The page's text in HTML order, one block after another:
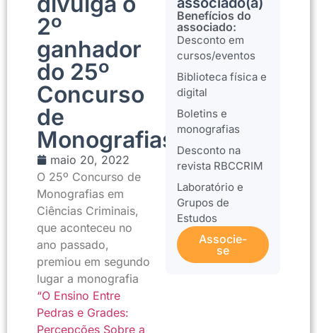
2º
ganhador
do 25º
Concurso
de
Monografias
maio 20, 2022
O 25º Concurso de
Monografias em
Ciências Criminais,
que aconteceu no
ano passado,
premiou em segundo
lugar a monografia
“O Ensino Entre
Pedras e Grades:
Percepções Sobre a
Benefícios do
associado:
Desconto em
cursos/eventos
Biblioteca física e
digital
Boletins e
monografias
Desconto na
revista RBCCRIM
Laboratório e
Grupos de
Estudos
Associe-
se